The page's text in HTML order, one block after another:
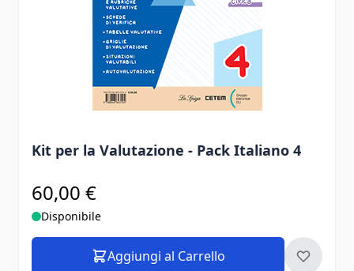
Kit per la Valutazione - Pack Italiano 4
60,00 €
Disponibile
Aggiungi al Carrello